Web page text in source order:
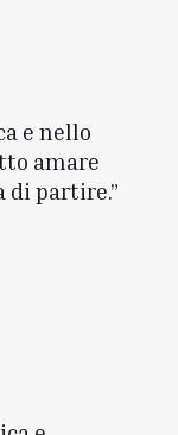
e nello
amare
di partire.